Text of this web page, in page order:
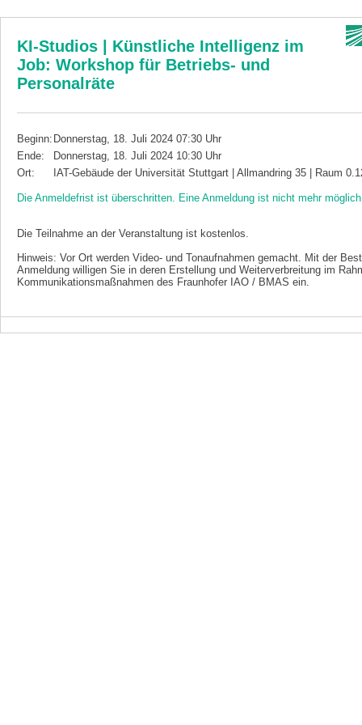
KI-Studios | Künstliche Intelligenz im
Job: Workshop für Betriebs- und
Personalräte
Beginn: Donnerstag, 18. Juli 2024 07:30 Uhr
Ende:
Donnerstag, 18. Juli 2024 10:30 Uhr
Ort:
IAT-Gebäude der Universität Stuttgart | Allmandring 35 | Raum
Die Anmeldefrist ist überschritten. Eine Anmeldung ist nicht mehr
Die Teilnahme an der Veranstaltung ist kostenlos.
Hinweis: Vor Ort werden Video- und Tonaufnahmen gemacht. Mit der
Anmeldung willigen Sie in deren Erstellung und Weiterverbreitung im
Kommunikationsmaßnahmen des Fraunhofer IAO / BMAS ein.